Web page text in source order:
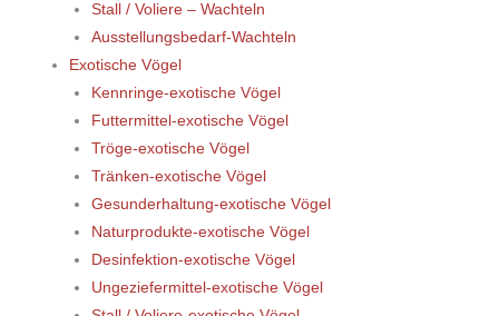
Stall / Voliere – Wachteln
Ausstellungsbedarf-Wachteln
Exotische Vögel
Kennringe-exotische Vögel
Futtermittel-exotische Vögel
Tröge-exotische Vögel
Tränken-exotische Vögel
Gesunderhaltung-exotische Vögel
Naturprodukte-exotische Vögel
Desinfektion-exotische Vögel
Ungeziefermittel-exotische Vögel